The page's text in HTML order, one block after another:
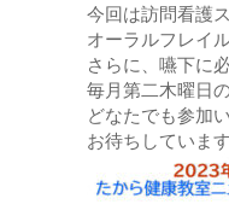
今回は訪問看護
オーラルフレイ
さらに、嚥下に
毎月第二木曜日
どなたでも参加
お待ちしています